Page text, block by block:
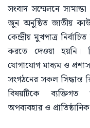
সংবাদ সম্মেলনে
জুন অনুষ্ঠিত জাতীয়
কেন্দ্রীয় মুখপাত্র
করতে দেওয়া হয়নি।
যোগাযোগ মাধ্যম ও
সংগঠনের সকল
বিষয়টিকে ব্যক্তিগত
অপব্যবহার ও